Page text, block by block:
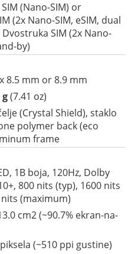
(Nano-SIM) or
(2x Nano-SIM, eSIM, dual
SIM (2x Nano-
by)
8.5 mm or 8.9 mm
g(7.41 oz)
(Crystal Shield), staklo
polymer back (eco
frame
1B boja, 120Hz, Dolby
800 nits (typ), 1600 nits
nits (maximum)
cm2 (~90.7% ekran-na-
(~510 ppi gustine)